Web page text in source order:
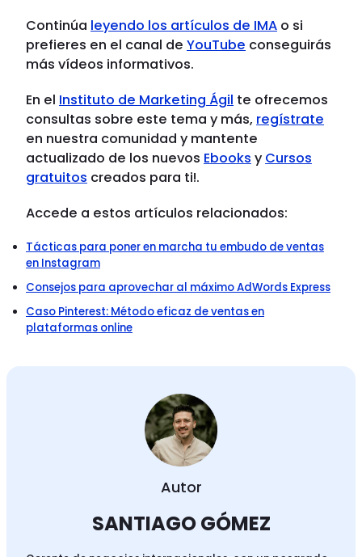
Continúa leyendo los artículos de IMA o si
prefieres en el canal de YouTube conseguirás
más vídeos informativos.
En el Instituto de Marketing Ágil te ofrecemos
consultas sobre este tema y más, regístrate
en nuestra comunidad y mantente
actualizado de los nuevos Ebooks y Cursos
gratuitos creados para ti!.
Accede a estos artículos relacionados:
Tácticas para poner en marcha tu embudo de ventas
en Instagram
Consejos para aprovechar al máximo AdWords Express
Caso Pinterest: Método eficaz de ventas en
plataformas online
Autor
SANTIAGO GÓMEZ